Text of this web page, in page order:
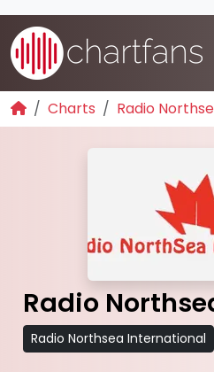
Charts Radio
Radio
Radio Northsea International